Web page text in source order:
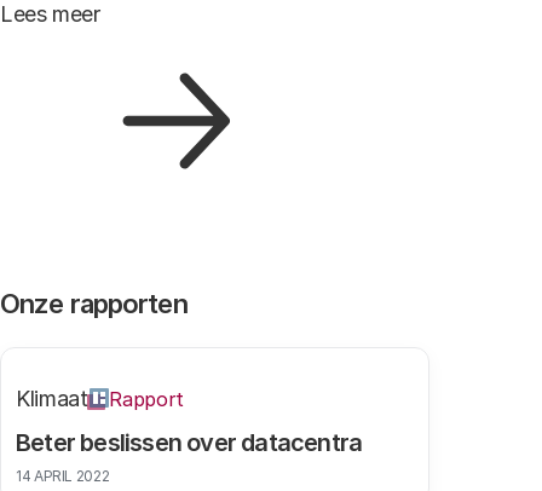
Lees meer
Onze rapporten
Beter beslissen over datacentra
Klimaat Rapport
14 APRIL 2022